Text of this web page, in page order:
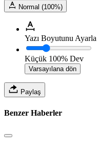
Normal (100%)
Yazı Boyutunu Ayarla
Küçük 100% Dev
Varsayılana dön
Paylaş
Benzer Haberler